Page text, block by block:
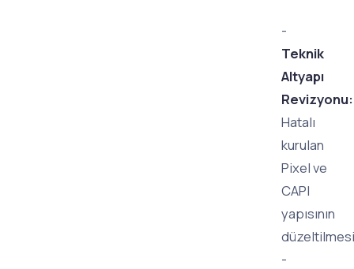
-
Teknik
Altyapı
Revizyonu:
Hatalı
kurulan
Pixel ve
CAPI
yapısının
-